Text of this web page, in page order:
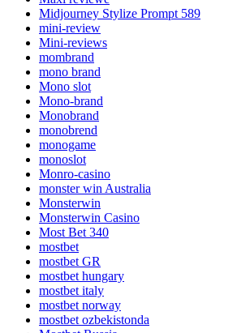
Midjourney Stylize Prompt 589
mini-review
Mini-reviews
mombrand
mono brand
Mono slot
Mono-brand
Monobrand
monobrend
monogame
monoslot
Monro-casino
monster win Australia
Monsterwin
Monsterwin Casino
Most Bet 340
mostbet
mostbet GR
mostbet hungary
mostbet italy
mostbet norway
mostbet ozbekistonda